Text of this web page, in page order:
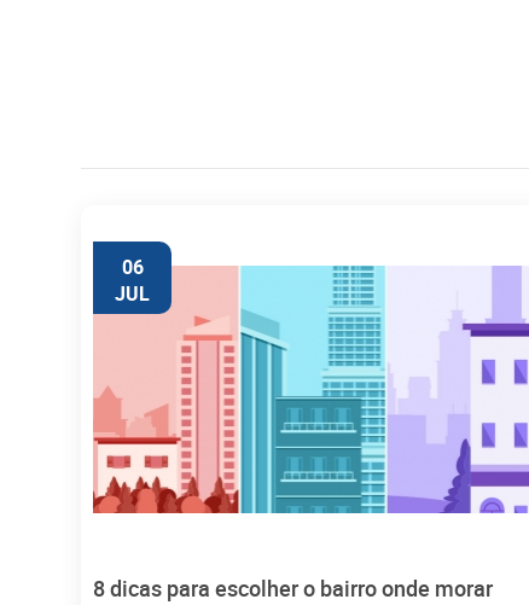
06
JUL
8 dicas para escolher o bairro onde morar